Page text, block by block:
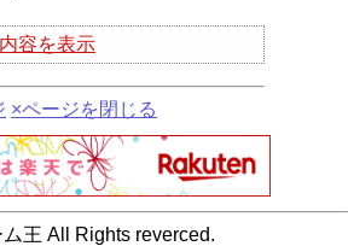
容を表示
×ページを閉じる
王 All Rights reverced.